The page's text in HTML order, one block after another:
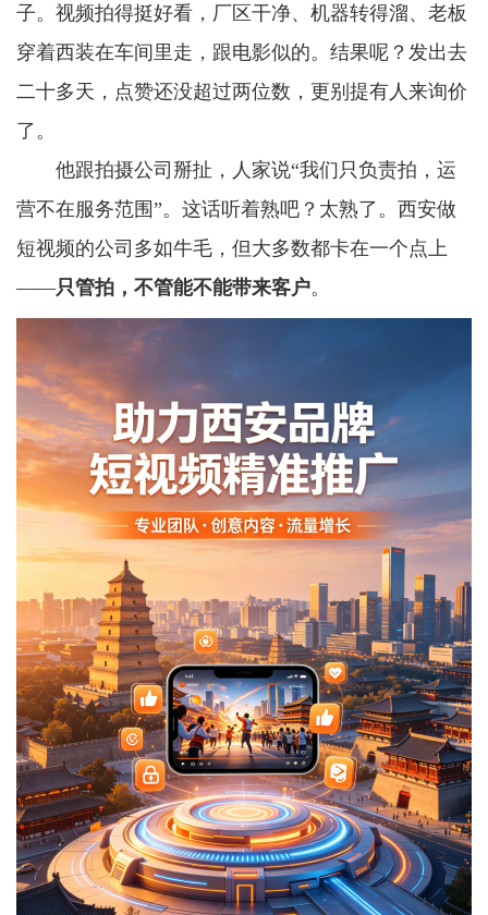
子。视频拍得挺好看，厂区干净、机器转得溜、老板
穿着西装在车间里走，跟电影似的。结果呢？发出去
二十多天，点赞还没超过两位数，更别提有人来询价
了。
他跟拍摄公司掰扯，人家说“我们只负责拍，运
营不在服务范围”。这话听着熟吧？太熟了。西安做
短视频的公司多如牛毛，但大多数都卡在一个点上
——只管拍，不管能不能带来客户。